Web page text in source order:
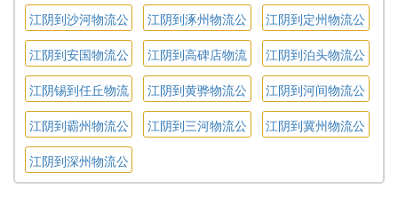
司
司
司
江阴到沙河物流公
司
江阴到涿州物流公
司
江阴到定州物流公
司
江阴到安国物流公
司
江阴到高碑店物流
公司
江阴到泊头物流公
司
江阴锡到任丘物流
公司
江阴到黄骅物流公
司
江阴到河间物流公
司
江阴到霸州物流公
司
江阴到三河物流公
江阴到冀州物流公
江阴到深州物流公
司